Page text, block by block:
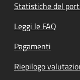
Statistiche del
Leggi le FAQ
Pagamenti
Riepilogo